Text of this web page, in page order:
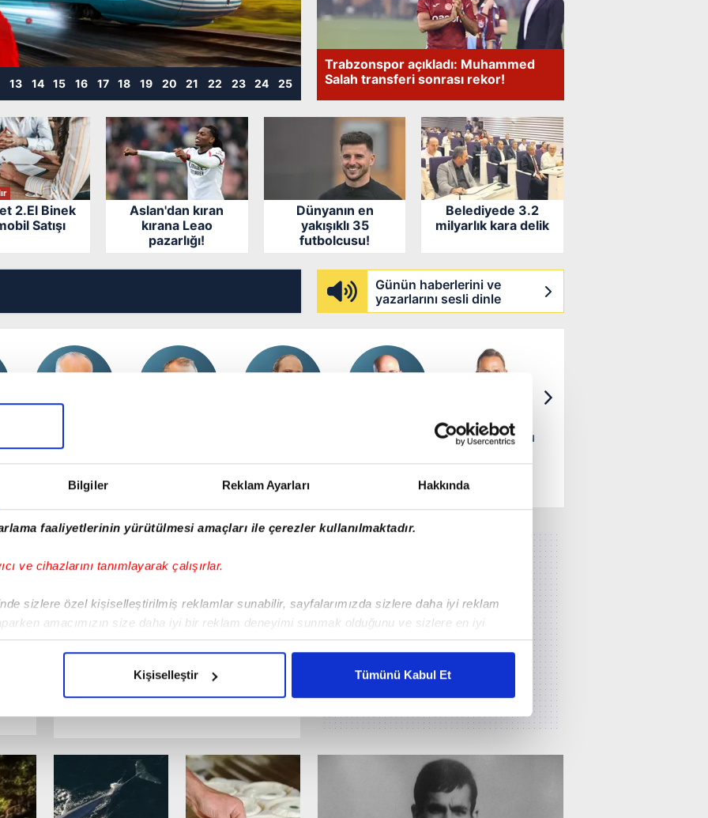
Bilgiler Reklam Ayarları Hakkında
faaliyetlerinin yürütülmesi amaçları ile çerezler kullanılmaktadır.
ve cihazlarını tanımlayarak çalışırlar.
sizlere özel kişiselleştirilmiş reklamlar sunabilir, sayfalarımızda sizlere daha iyi reklam
amacımızın size daha iyi bir reklam deneyimi sunmak olduğunu ve sizlere en iyi
gelen çabayı gösterdiğimizi ve bu noktada, reklamların maliyetlerimizi karşılamak
çerezlere izin vermedikleri takdirde, kullanıcılara hedefli reklamlar gösterilmeyecektir."
verileriniz işlenmekte olup gerekli olan çerezler bilgi toplumu hizmetlerinin sunulması
çerezler, sitemizin daha işlevsel kılınması ve kişiselleştirilmesi ve sizlere yönelik
amaçlarıyla sınırlı olarak açık rızanız dahilinde kullanılacaktır.
Kişiselleştir Tümünü Kabul Et
13 14 15 16 17 18 19 20 21 22 23 24 25
Trabzonspor açıkladı: Muhammed
Salah transferi sonrası rekor!
2.El Binek
Satışı
Aslan'dan kıran
kırana Leao
pazarlığı!
Dünyanın en
yakışıklı 35
futbolcusu!
Belediyede 3.2
milyarlık kara delik
Günün haberlerini ve
yazarlarını sesli dinle
BABAOĞLU
Haftanın
Notları:
Yakalamaya...
şehirler...
yazık olur
gelen muştu
PROF. DR. OSMAN
MÜFTÜOĞLU
Dondurma:
Düşman mı,
dost mu?